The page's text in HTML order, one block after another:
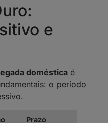
e
doméstica é
o período
Prazo